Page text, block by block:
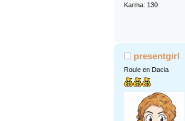
Karma: 130
presentgirl
Roule en Dacia